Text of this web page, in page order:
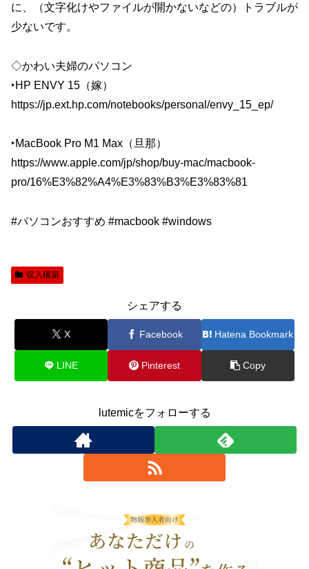
に、（文字化けやファイルが開かないなどの）トラブルが
少ないです。
◇かわい夫婦のパソコン
‣HP ENVY 15（嫁）
https://jp.ext.hp.com/notebooks/personal/envy_15_ep/
‣MacBook Pro M1 Max（旦那）
https://www.apple.com/jp/shop/buy-mac/macbook-
pro/16%E3%82%A4%E3%83%B3%E3%83%81
#パソコンおすすめ #macbook #windows
収入構築
シェアする
X Facebook Hatena Bookmark
LINE Pinterest Copy
lutemicをフォローする